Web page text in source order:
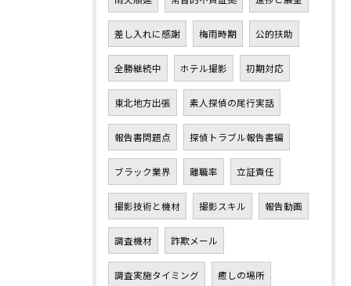
差し入れに感謝 梅雨時期 公的扶助
全勝継続中 ホテル撮影 初期対応
東北地方出張 素人探偵の尾行実話
報告書問題点 探偵トラブル報告書編
ブラック業界 離職率 立証責任
撮影技術と機材 撮影スキル 報告動画
調査機材 詐欺メール
調査実施タイミング 癒しの場所